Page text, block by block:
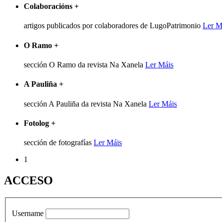
Colaboracións +
artigos publicados por colaboradores de LugoPatrimonio Ler
O Ramo +
sección O Ramo da revista Na Xanela Ler Máis
A Pauliña +
sección A Pauliña da revista Na Xanela Ler Máis
Fotolog +
sección de fotografías Ler Máis
1
ACCESO
Username